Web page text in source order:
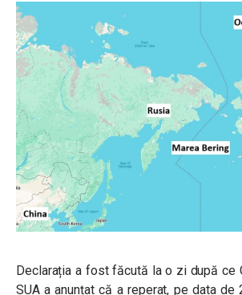
Declarația a fost făcută la o zi după ce
SUA a anunțat că a reperat, pe data